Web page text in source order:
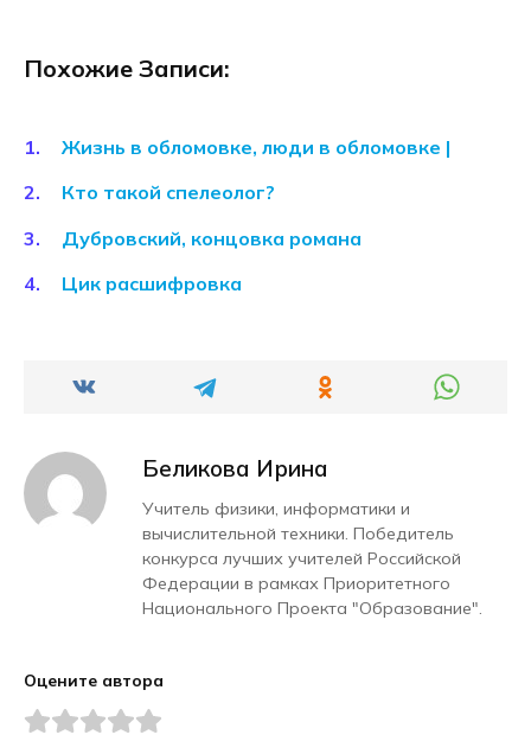
Похожие Записи:
Жизнь в обломовке, люди в обломовке |
Кто такой спелеолог?
Дубровский, концовка романа
Цик расшифровка
Беликова Ирина
Учитель физики, информатики и
вычислительной техники. Победитель
конкурса лучших учителей Российской
Федерации в рамках Приоритетного
Национального Проекта "Образование".
Оцените автора